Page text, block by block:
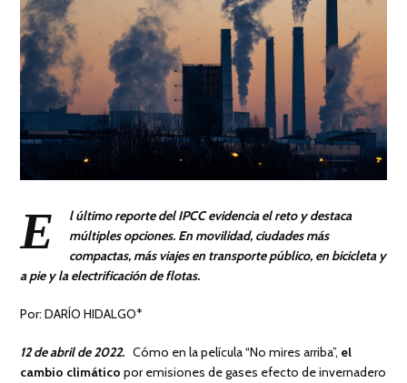
E
l último reporte del IPCC evidencia el reto y destaca
múltiples opciones. En movilidad, ciudades más
compactas, más viajes en transporte público, en bicicleta y
a pie y la electrificación de flotas.
Por: DARÍO HIDALGO*
12 de abril de 2022. Cómo en la película “No mires arriba”, el
cambio climático por emisiones de gases efecto de invernadero